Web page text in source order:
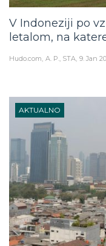
V Indoneziji po
letalom, na
Hudo.com A. P., STA 9. Jan
AKTUALNO